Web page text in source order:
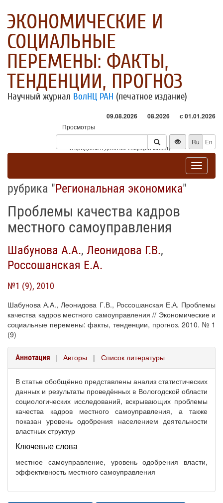
ЭКОНОМИЧЕСКИЕ И
СОЦИАЛЬНЫЕ
ПЕРЕМЕНЫ: ФАКТЫ,
ТЕНДЕНЦИИ, ПРОГНОЗ
Научный журнал ВолНЦ РАН (печатное издание)
09.08.2026 08.2026 с 01.01.2026
Просмотры
Посетители
* - в среднем в день за текущий месяц
Ru En
Toggle
рубрика "Региональная экономика"
Проблемы качества кадров
местного самоуправления
Шабунова А.А., Леонидова Г.В.,
Россошанская Е.А.
№1 (9), 2010
Шабунова А.А., Леонидова Г.В., Россошанская Е.А. Проблемы
качества кадров местного самоуправления // Экономические и
социальные перемены: факты, тенденции, прогноз. 2010. № 1
(9)
Аннотация | Авторы | Список литературы
В статье обобщённо представлены анализ статистических
данных и результаты проведённых в Вологодской области
социологических исследований, вскрывающих проблемы
качества кадров местного самоуправления, а также
показан уровень одобрения населением деятельности
властных структур
Ключевые слова
местное самоуправление, уровень одобрения власти,
эффективность местного самоуправления